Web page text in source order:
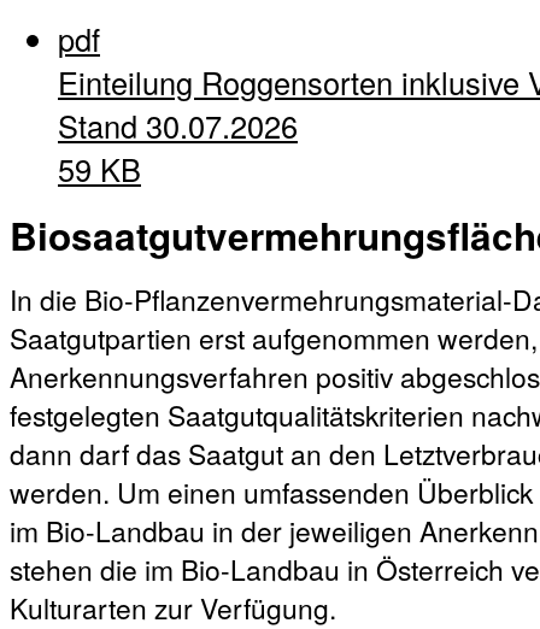
pdf
Einteilung Roggensorten inklusive
Stand 30.07.2026
59 KB
In die Bio-Pflanzenvermehrungsmaterial-
Saatgutpartien erst aufgenommen
Anerkennungsverfahren positiv
festgelegten Saatgutqualitätskriterien
dann darf das Saatgut an den
werden. Um einen umfassenden
im Bio-Landbau in der jeweiligen
stehen die im Bio-Landbau in Österreich
Kulturarten zur Verfügung.